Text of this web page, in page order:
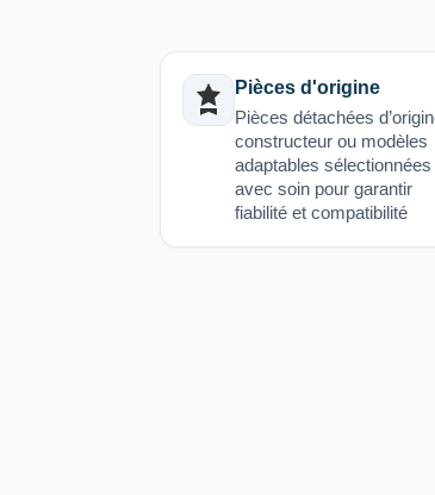
Pièces d'origine
Pièces détachées
constructeur ou modèles
adaptables sélectionnées
avec soin pour garantir
fiabilité et compatibilité